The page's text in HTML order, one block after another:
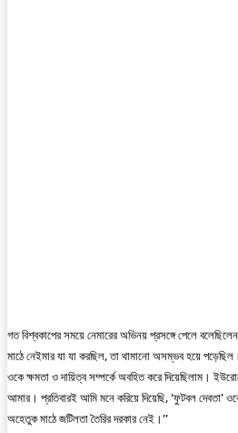
গত বিশ্বকাপের সময়ে নেমারের অভিনয় প্রসঙ্গে পেলে
মাঠে নেইমার যা যা করছিল, তা থামানো অসম্ভব হয়ে
ওকে ক্ষমতা ও দায়িত্ব সম্পর্কে অবহিত করে দিয়েছিলাম।
আমার। প্রতিবারই আমি মনে করিয়ে দিয়েছি, ‘ফুটবল দেবতা’
অহেতুক মাঠে জটিলতা তৈরির দরকার নেই।’’